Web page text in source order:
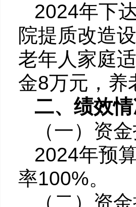
2024年下
院提质改造
老年人家庭
金8万元，养
二、绩效
（一）资
2024年预
率100%。
（二）资